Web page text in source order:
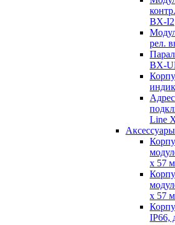
BX-I2
рел.
BX-
Line
Аксессуары
x 57
x 57
IP66,